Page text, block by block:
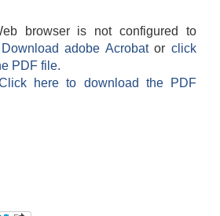
browser is not configured to
Download adobe Acrobatorclick
PDF file.
here to download the PDF